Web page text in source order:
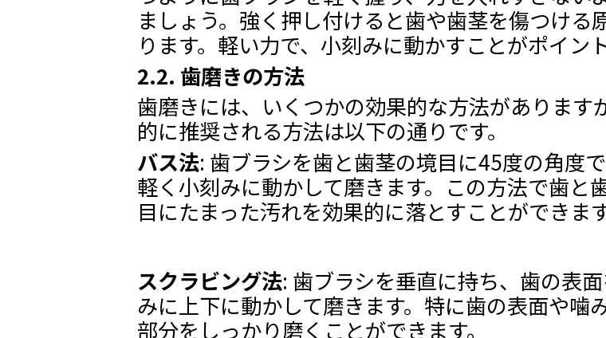
ましょう。強く押し付けると歯や歯茎を傷つける
ります。軽い力で、小刻みに動かすことがポイント
2.2. 歯磨きの方法
歯磨きには、いくつかの効果的な方法があります
的に推奨される方法は以下の通りです。
バス法: 歯ブラシを歯と歯茎の境目に45度の角度で
軽く小刻みに動かして磨きます。この方法で歯と
目にたまった汚れを効果的に落とすことができます
スクラビング法: 歯ブラシを垂直に持ち、歯の表
みに上下に動かして磨きます。特に歯の表面や噛
部分をしっかり磨くことができます。